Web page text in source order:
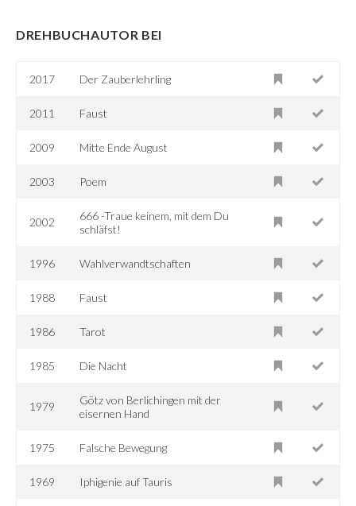
DREHBUCHAUTOR BEI
2017 Der Zauberlehrling
2011 Faust
2009 Mitte Ende August
2003 Poem
2002
666 -Traue keinem, mit dem Du
schläfst!
1996 Wahlverwandtschaften
1988 Faust
1986 Tarot
1985 Die Nacht
1979
Götz von Berlichingen mit der
eisernen Hand
1975 Falsche Bewegung
1969 Iphigenie auf Tauris